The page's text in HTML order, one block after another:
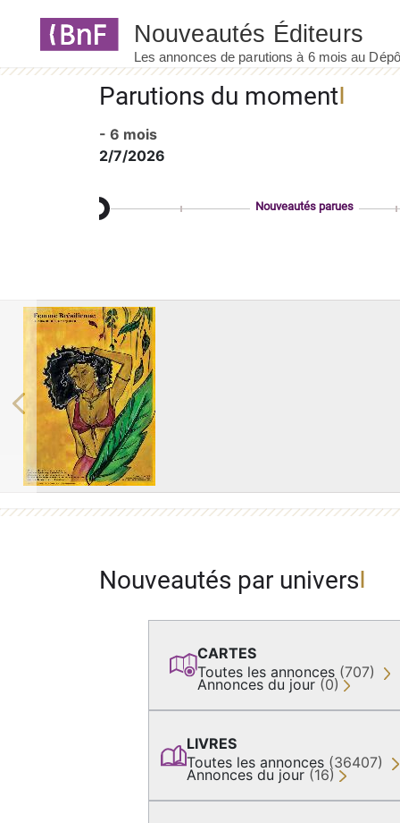
Parutions du moment
- 6 mois
2/7/2026
Nouveautés parues
Previous
Nouveautés par univers
CARTES
Toutes les annonces (707)
Annonces du jour (0)
LIVRES
Toutes les annonces (36407)
Annonces du jour (16)